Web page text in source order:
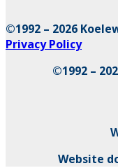
©1992 – 2026
Privacy Policy
©1992 –
Website